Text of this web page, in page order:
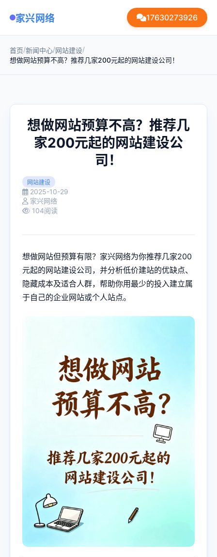
家兴网络 17630273926
首页/新闻中心/网站建设/
想做网站预算不高？推荐几家200元起的网站建设公司！
想做网站预算不高？推荐几
家200元起的网站建设公
司！
网站建设
2025-10-29
家兴网络
104阅读
想做网站但预算有限？家兴网络为你推荐几家200
元起的网站建设公司，并分析低价建站的优缺点、
隐藏成本及适合人群，帮助你用最少的投入建立属
于自己的企业网站或个人站点。